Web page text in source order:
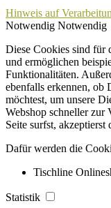
Hinweis auf
Notwendig Notwendig
Diese Cookies sind für
und ermöglichen
Funktionalitäten.
ebenfalls erkennen, ob
möchtest, um unsere
Webshop schneller zur
Seite surfst, akzeptierst
Dafür werden die
Tischline
Statistik